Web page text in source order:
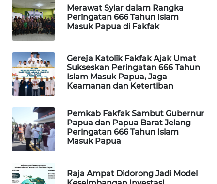
Merawat Syiar dalam Rangka
Peringatan 666 Tahun Islam
Masuk Papua di Fakfak
Gereja Katolik Fakfak Ajak Umat
Sukseskan Peringatan 666 Tahun
Islam Masuk Papua, Jaga
Keamanan dan Ketertiban
Pemkab Fakfak Sambut Gubernur
Papua dan Papua Barat Jelang
Peringatan 666 Tahun Islam
Masuk Papua
Raja Ampat Didorong Jadi Model
WISATA
LAPAK
WAHANA
Wahana
Network
LISTRIK
MASYARAKAT
KELISTRIKAN
WALINKI